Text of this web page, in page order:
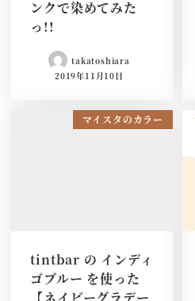
ンクで染めてみた
っ!!
takatoshiara
2019年11月10日
マイスタのカラー
tintbar の インディ
ゴブルー を使った
【ネイビーグラデー